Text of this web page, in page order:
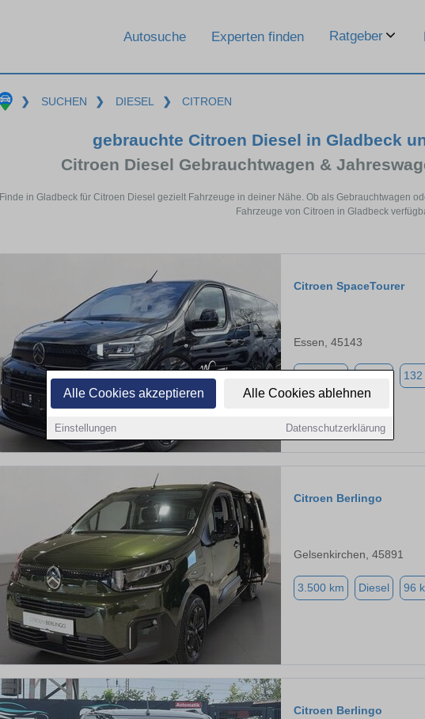
Alle Cookies akzeptieren Alle Cookies ablehnen
Einstellungen Datenschutzerklärung
Autosuche Experten finden Ratgeber
❯ SUCHEN ❯ DIESEL ❯ CITROEN
gebrauchte Citroen Diesel in Gladbeck
Citroen Diesel Gebrauchtwagen &
Finde in Gladbeck für Citroen Diesel gezielt Fahrzeuge in deiner Nähe. Ob als Gebrauchtwagen
Fahrzeuge von Citroen in Gladbeck
Citroen SpaceTourer
Essen, 45143
Citroen Berlingo
Gelsenkirchen, 45891
3.500 km Diesel 96
Citroen Berlingo